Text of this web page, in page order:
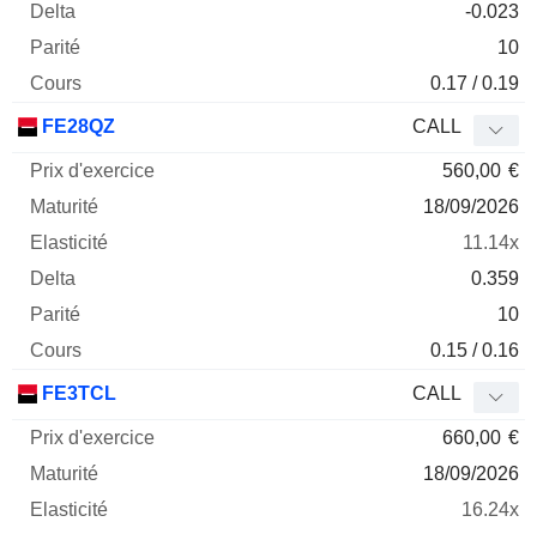
-0.023
10
0.17 / 0.19
FE28QZ CALL
560,00 €
18/09/2026
11.14x
0.359
10
0.15 / 0.16
FE3TCL CALL
660,00 €
18/09/2026
16.24x